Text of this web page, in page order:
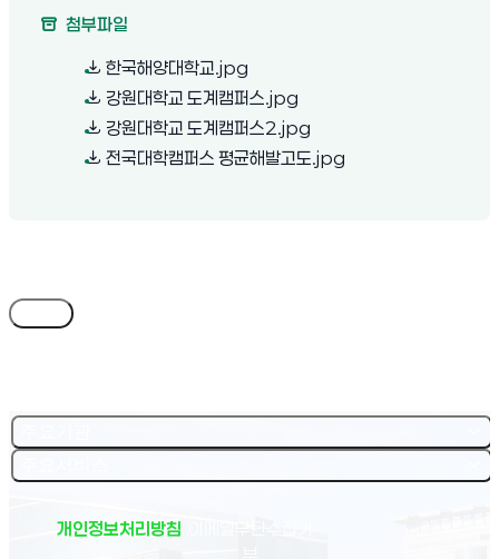
첨부파일
한국해양대학교.jpg
강원대학교 도계캠퍼스.jpg
강원대학교 도계캠퍼스2.jpg
전국대학캠퍼스 평균해발고도.jpg
개인정보처리방침